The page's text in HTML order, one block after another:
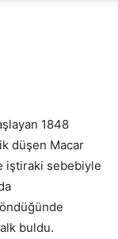
1848
düşen Macar
iştiraki sebebiyle
buldu.